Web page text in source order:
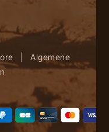
Algemene